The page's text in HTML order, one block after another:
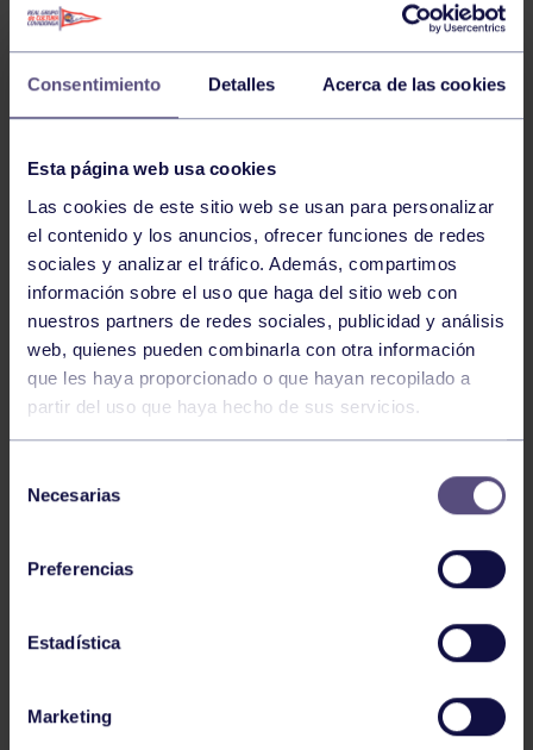
Consentimiento Detalles Acerca de las cookies
Esta página web usa cookies
Las cookies de este sitio web se usan para personalizar
el contenido y los anuncios, ofrecer funciones de redes
sociales y analizar el tráfico. Además, compartimos
información sobre el uso que haga del sitio web con
nuestros partners de redes sociales, publicidad y análisis
web, quienes pueden combinarla con otra información
que les haya proporcionado o que hayan recopilado a
partir del uso que haya hecho de sus servicios.
Necesarias
Preferencias
Estadística
Marketing
Comparte
NOTICIAS RELACIONADAS
Voleibol 27 Abr 2026
CAMPEONAS DE ASTURIAS